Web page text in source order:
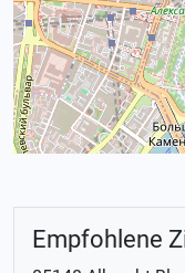
Empfohlene